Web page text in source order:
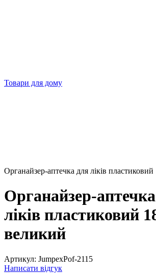
Товари для дому
Органайзер-аптечка для ліків
Органайзер-
ліків пластиковий
великий
Артикул: JumpexPof-2115
Написати відгук